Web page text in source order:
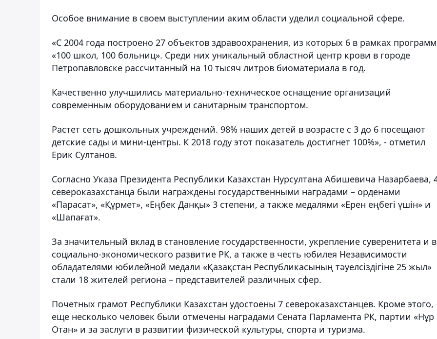
Особое внимание в своем выступлении аким области уделил социальной сфере.
«С 2004 года построено 27 объектов здравоохранения, из которых 6 в рамках
«100 школ, 100 больниц». Среди них уникальный областной центр крови в городе
Петропавловске рассчитанный на 10 тысяч литров биоматериала в год.
Качественно улучшились материально-техническое оснащение организаций
современным оборудованием и санитарным транспортом.
Растет сеть дошкольных учреждений. 98% наших детей в возрасте с 3 до 6 посещают
детские сады и мини-центры. К 2018 году этот показатель достигнет 100%», - отметил
Ерик Султанов.
Согласно Указа Президента Республики Казахстан Нурсултана Абишевича Назарбаева,
североказахстанца были награждены государственными наградами – орденами
«Парасат», «Құрмет», «Еңбек Данқы» 3 степени, а также медалями «Ерен еңбегі үшін» и
«Шапағат».
За значительный вклад в становление государственности, укрепление суверенитета и в
социально-экономического развитие РК, а также в честь юбилея Независимости
обладателями юбилейной медали «Қазақстан Республикасының тәуелсіздігіне 25 жыл»
стали 18 жителей региона – представителей различных сфер.
Почетных грамот Республики Казахстан удостоены 7 североказахстанцев. Кроме этого,
еще несколько человек были отмечены наградами Сената Парламента РК, партии «Нұр
Отан» и за заслуги в развитии физической культуры, спорта и туризма.